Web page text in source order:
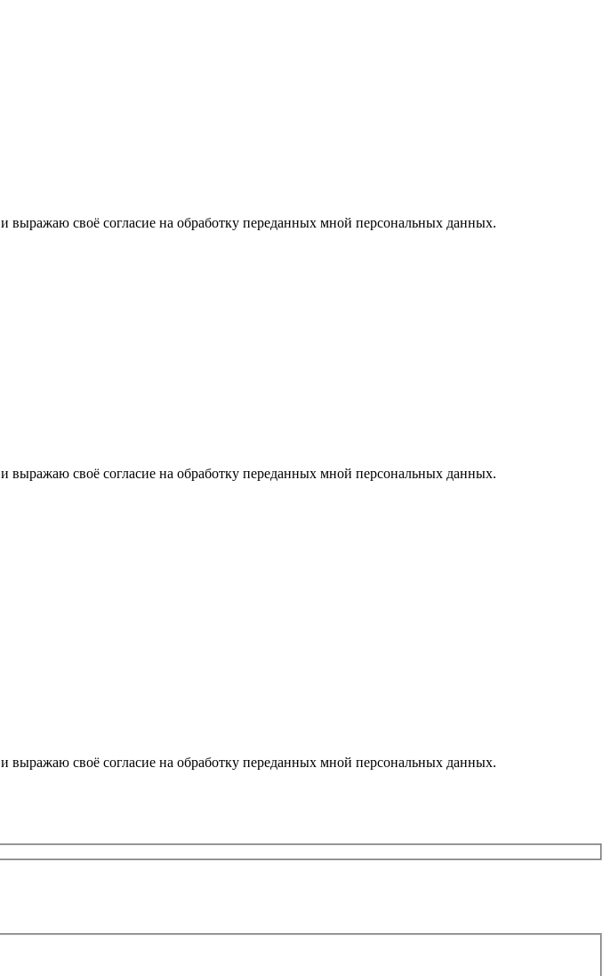
и выражаю своё согласие на обработку переданных мной персональных данных.
и выражаю своё согласие на обработку переданных мной персональных данных.
и выражаю своё согласие на обработку переданных мной персональных данных.